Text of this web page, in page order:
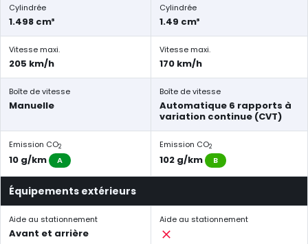
Cylindrée
1.498 cm³
Cylindrée
1.49 cm³
Vitesse maxi.
205 km/h
Vitesse maxi.
170 km/h
Boîte de vitesse
Manuelle
Boîte de vitesse
Automatique 6 rapports à
variation continue (CVT)
Emission CO2
10 g/km A
Emission CO2
102 g/km B
Équipements extérieurs
Aide au stationnement
Avant et arrière
Aide au stationnement